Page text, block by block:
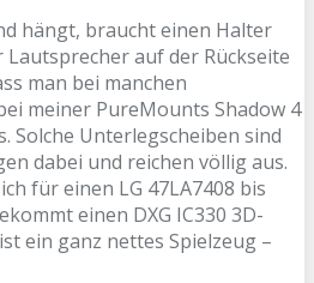
hängt, braucht einen Halter
Lautsprecher auf der Rückseite
man bei manchen
meiner PureMounts Shadow 4
Solche Unterlegscheiben sind
dabei und reichen völlig aus.
für einen LG 47LA7408 bis
einen DXG IC330 3D-
ein ganz nettes Spielzeug –